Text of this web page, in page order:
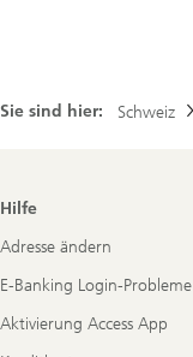
Sie sind hier: Schweiz
Footer
Hilfe
Adresse ändern
E-Banking Login-Probleme
Aktivierung Access App